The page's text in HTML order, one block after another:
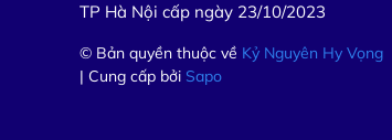
TP Hà Nội cấp ngày 23/10/2023
© Bản quyền thuộc về Kỷ Nguyên Hy Vọng
| Cung cấp bởi Sapo